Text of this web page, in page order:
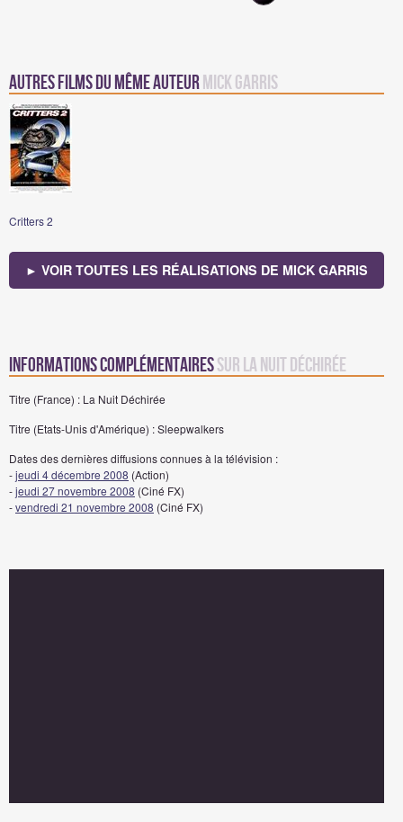
Autres Films du même auteur Mick Garris
Critters 2
► VOIR TOUTES LES RÉALISATIONS DE MICK GARRIS
Informations complémentairessur La Nuit Déchirée
Titre (France) : La Nuit Déchirée
Titre (Etats-Unis d'Amérique) : Sleepwalkers
Dates des dernières diffusions connues à la télévision :
-jeudi 4 décembre 2008 (Action)
-jeudi 27 novembre 2008 (Ciné FX)
-vendredi 21 novembre 2008 (Ciné FX)